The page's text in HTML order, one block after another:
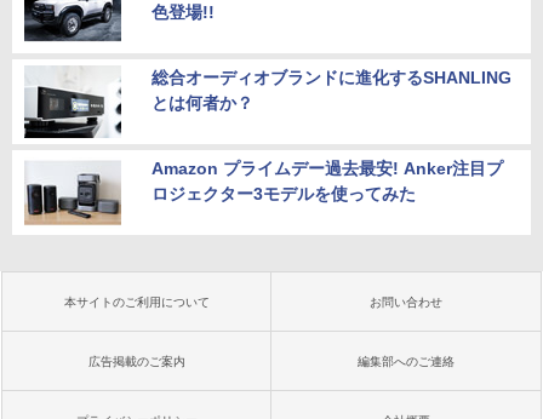
色登場!!
総合オーディオブランドに進化するSHANLING
とは何者か？
Amazon プライムデー過去最安! Anker注目プ
ロジェクター3モデルを使ってみた
本サイトのご利用について お問い合わせ
広告掲載のご案内 編集部へのご連絡